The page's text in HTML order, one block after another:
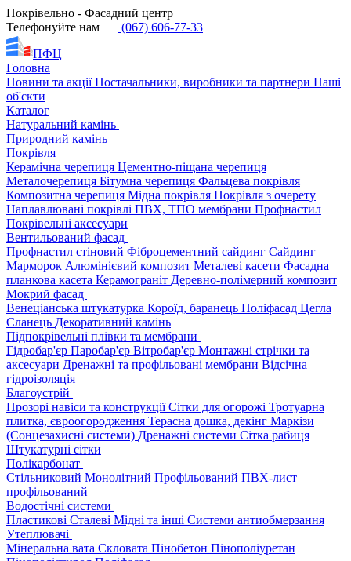
Покрівельно - Фасадний центр
Телефонуйте нам
(067) 606-77-33
ПФЦ
Головна
Новини та акціїПостачальники, виробники та партнери Наші
об'єкти
Каталог
Натуральний камінь
Природний камінь
Покрівля
Керамічна черепиця Цементно-піщана черепиця
Металочерепиця Бітумна черепиця Фальцева покрівля
Композитна черепиця Мідна покрівля Покрівля з очерету
Наплавлювані покрівлі ПВХ, ТПО мембрани Профнастил
Покрівельні аксесуари
Вентильований фасад
Профнастил стіновий Фіброцементний сайдинг Сайдинг
Марморок Алюмінієвий композит Металеві касети Фасадна
планкова касета Керамограніт Деревно-полімерний композит
Мокрий фасад
Венеціанська штукатурка Короїд, баранець Поліфасад Цегла
Сланець Декоративний камінь
Підпокрівельні плівки та мембрани
Гідробар'єр Паробар'єр Вітробар'єр Монтажні стрічки та
аксесуари Дренажні та профільовані мембрани Відсічна
гідроізоляція
Благоустрій
Прозорі навіси та конструкціїСітки для огорожі Тротуарна
плитка, євроогородження Терасна дошка, декінг Маркізи
(Сонцезахисні системи) Дренажні системи Сітка рабиця
Штукатурні сітки
Полікарбонат
Стільниковий Монолітний Профільований ПВХ-лист
профільований
Водостічні системи
Пластикові Сталеві Мідні та інші Системи антиобмерзання
Утеплювачі
Мінеральна вата Скловата Пінобетон Пінополіуретан